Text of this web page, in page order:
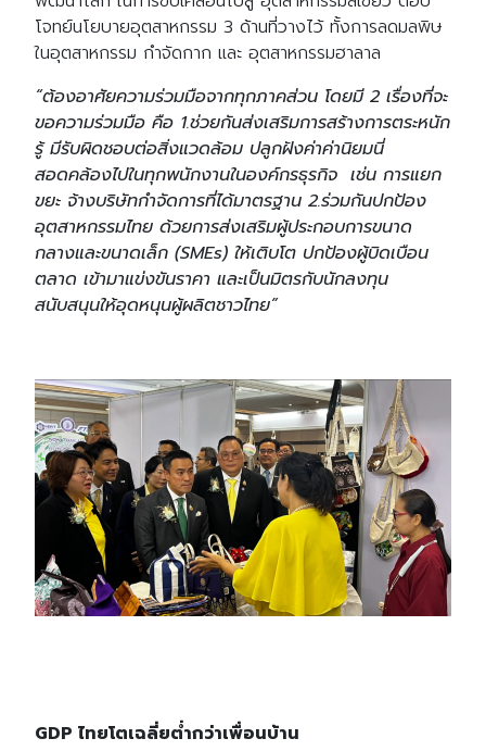
โจทย์นโยบายอุตสาหกรรม 3 ด้านที่วางไว้ ทั้งการลดมลพิษ
ในอุตสาหกรรม กำจัดกาก และ อุตสาหกรรมฮาลาล
“ต้องอาศัยความร่วมมือจากทุกภาคส่วน โดยมี 2 เรื่องที่จะ
ขอความร่วมมือ คือ 1.ช่วยกันส่งเสริมการสร้างการตระหนัก
รู้ มีรับผิดชอบต่อสิ่งแวดล้อม ปลูกฝังค่าค่านิยมนี่
สอดคล้องไปในทุกพนักงานในองค์กรธุรกิจ เช่น การแยก
ขยะ จ้างบริษัทกำจัดการที่ได้มาตรฐาน 2.ร่วมกันปกป้อง
อุตสาหกรรมไทย ด้วยการส่งเสริมผู้ประกอบการขนาด
กลางและขนาดเล็ก (SMEs) ให้เติบโต ปกป้องผู้บิดเบือน
ตลาด เข้ามาแข่งขันราคา และเป็นมิตรกับนักลงทุน
สนับสนุนให้อุดหนุนผู้ผลิตชาวไทย”
GDP ไทยโตเฉลี่ยต่ำกว่าเพื่อนบ้าน